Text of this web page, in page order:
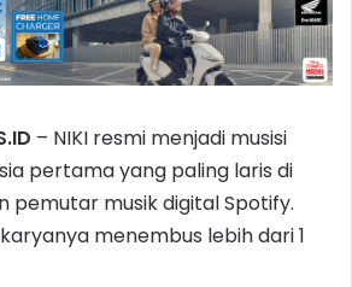
– NIKI resmi menjadi musisi
pertama yang paling laris di
pemutar musik digital Spotify.
menembus lebih dari 1